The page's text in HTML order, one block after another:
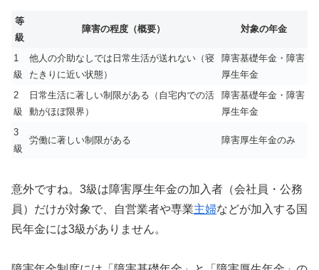
等
級
障害の程度（概要） 対象の年金
1
級
他人の介助なしでは日常生活が送れない（寝
たきりに近い状態）
障害基礎年金・障害
厚生年金
2
級
日常生活に著しい制限がある（自宅内での活
動がほぼ限界）
障害基礎年金・障害
厚生年金
3
級
労働に著しい制限がある 障害厚生年金のみ
意外ですね。3級は障害厚生年金の加入者（会社員・公務
員）だけが対象で、自営業者や専業主婦などが加入する国
民年金には3級がありません。